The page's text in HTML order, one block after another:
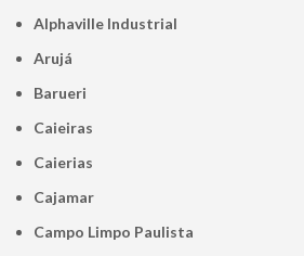
Alphaville Industrial
Arujá
Barueri
Caieiras
Caierias
Cajamar
Campo Limpo Paulista